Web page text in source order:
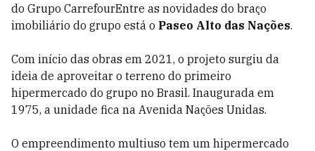
do Grupo CarrefourEntre as novidades do braço
imobiliário do grupo está o Paseo Alto das Nações.
Com início das obras em 2021, o projeto surgiu da
ideia de aproveitar o terreno do primeiro
hipermercado do grupo no Brasil. Inaugurada em
1975, a unidade fica na Avenida Nações Unidas.
O empreendimento multiuso tem um hipermercado